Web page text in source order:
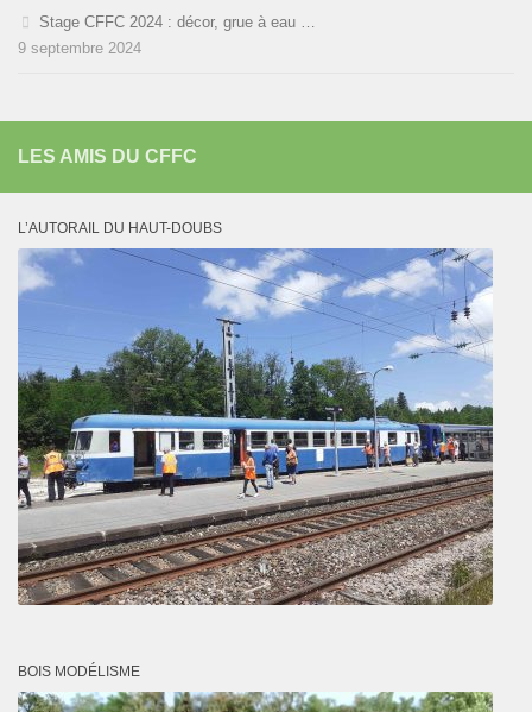
Stage CFFC 2024 : décor, grue à eau …
9 septembre 2024
LES AMIS DU CFFC
L’AUTORAIL DU HAUT-DOUBS
BOIS MODÉLISME